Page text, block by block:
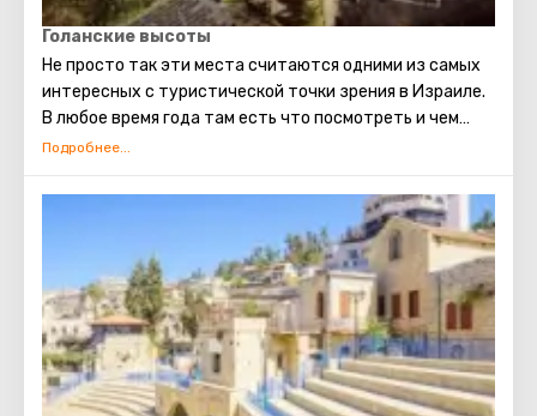
Голанские высоты
Не просто так эти места считаются одними из самых
интересных с туристической точки зрения в Израиле.
В любое время года там есть что посмотреть и чем
заняться. Зимой гора Хермон превращается в
Голанских высот оживает, распускаются
потрясающие цветы. В это время стоит посетить
природные заповедники с водопадами и ручьями. А
осенью особенно популярны конные прогулки. На
Голанских высотах, помимо красоты природы, есть
много исторических достопримечательностей,
национальных парков, заповедников и памятников.
Посетить эти места будет интересно и детям, и
взрослым.